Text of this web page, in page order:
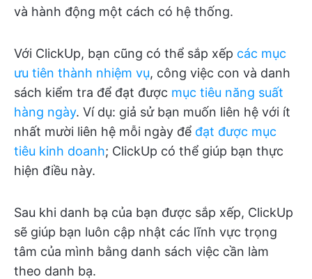
và hành động một cách có hệ thống.
Với ClickUp, bạn cũng có thể sắp xếp các mục
ưu tiên thành nhiệm vụ, công việc con và danh
sách kiểm tra để đạt được mục tiêu năng suất
hàng ngày. Ví dụ: giả sử bạn muốn liên hệ với ít
nhất mười liên hệ mỗi ngày để đạt được mục
tiêu kinh doanh; ClickUp có thể giúp bạn thực
hiện điều này.
Sau khi danh bạ của bạn được sắp xếp, ClickUp
sẽ giúp bạn luôn cập nhật các lĩnh vực trọng
tâm của mình bằng danh sách việc cần làm
theo danh bạ.